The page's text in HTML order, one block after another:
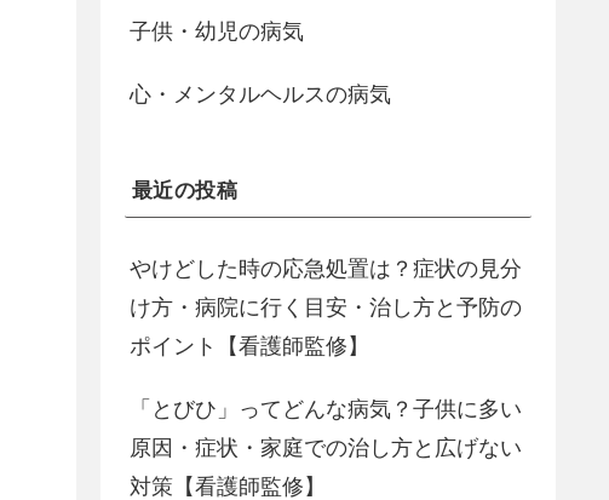
子供・幼児の病気
心・メンタルヘルスの病気
最近の投稿
やけどした時の応急処置は？症状の見分
け方・病院に行く目安・治し方と予防の
ポイント【看護師監修】
「とびひ」ってどんな病気？子供に多い
原因・症状・家庭での治し方と広げない
対策【看護師監修】